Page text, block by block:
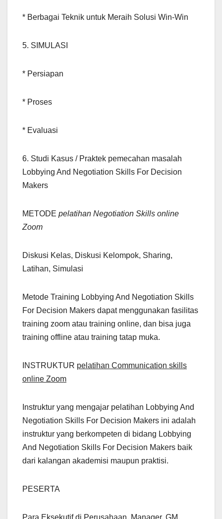
* Berbagai Teknik untuk Meraih Solusi Win-Win
5. SIMULASI
* Persiapan
* Proses
* Evaluasi
6. Studi Kasus / Praktek pemecahan masalah
Lobbying And Negotiation Skills For Decision
Makers
METODE pelatihan Negotiation Skills online
Zoom
Diskusi Kelas, Diskusi Kelompok, Sharing,
Latihan, Simulasi
Metode Training Lobbying And Negotiation Skills
For Decision Makers dapat menggunakan fasilitas
training zoom atau training online, dan bisa juga
training offline atau training tatap muka.
INSTRUKTUR pelatihan Communication skills
online Zoom
Instruktur yang mengajar pelatihan Lobbying And
Negotiation Skills For Decision Makers ini adalah
instruktur yang berkompeten di bidang Lobbying
And Negotiation Skills For Decision Makers baik
dari kalangan akademisi maupun praktisi.
PESERTA